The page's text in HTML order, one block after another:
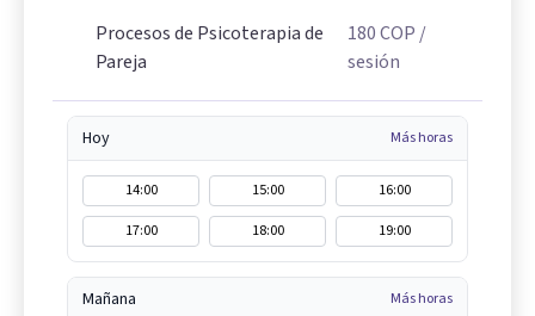
Procesos de Psicoterapia de
Pareja
180COP /
sesión
Hoy Más horas
14:00 15:00
16:00
17:00
18:00 19:00
Mañana Más horas